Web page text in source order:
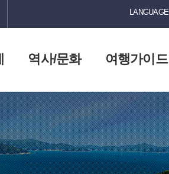
LANGUAGE
역사/문화 여행가이드